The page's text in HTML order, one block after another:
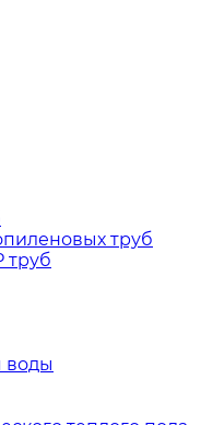
труб
труб
воды